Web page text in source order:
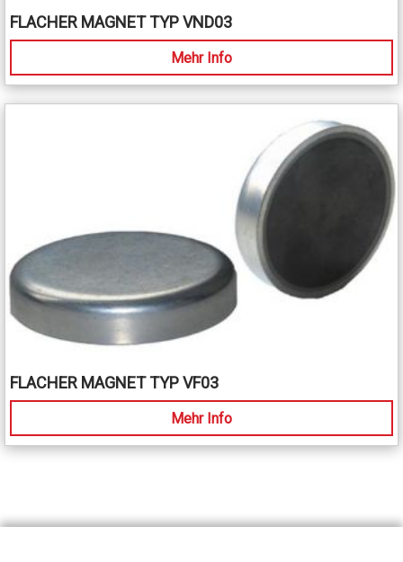
FLACHER MAGNET TYP VND03
Mehr Info
FLACHER MAGNET TYP VF03
Mehr Info